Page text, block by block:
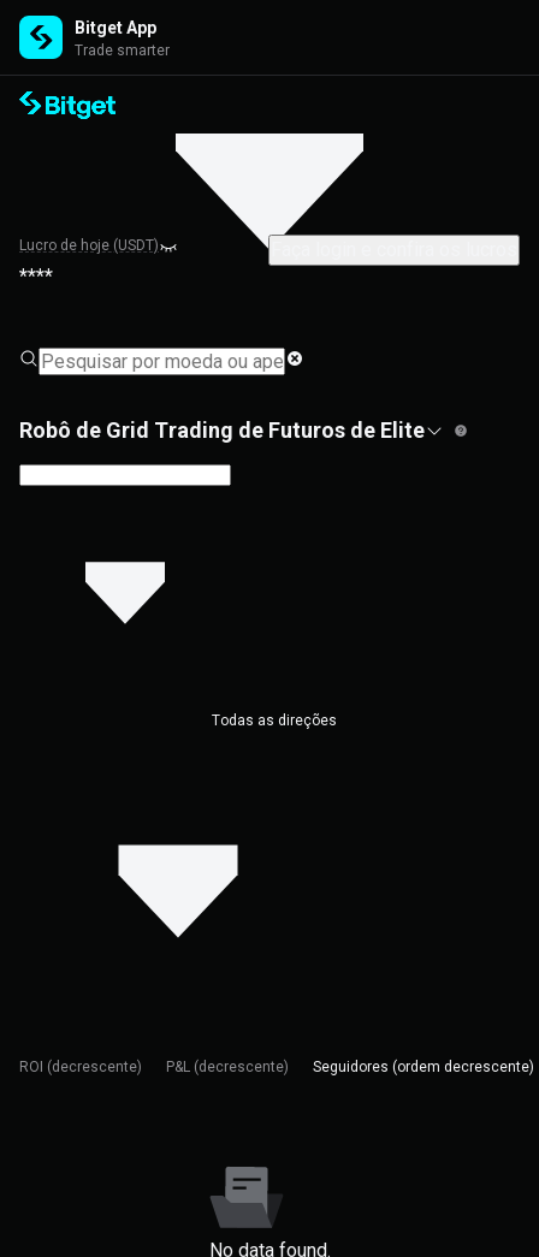
Bitget App
Trade smarter
Lucro de hoje (USDT)
****
Robô de Grid Trading de Futuros de Elite
Todas as direções
ROI (decrescente) P&L (decrescente) Seguidores (ordem decrescente)
No data found.